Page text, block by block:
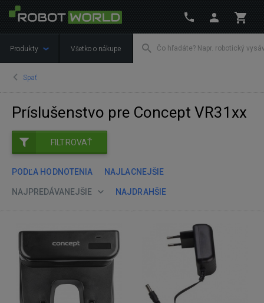
Produkty Všetko o nákupe
Späť
Príslušenstvo pre Concept VR31xx
FILTROVAŤ
PODĽA HODNOTENIA NAJLACNEJŠIE
NAJPREDÁVANEJŠIE NAJDRAHŠIE